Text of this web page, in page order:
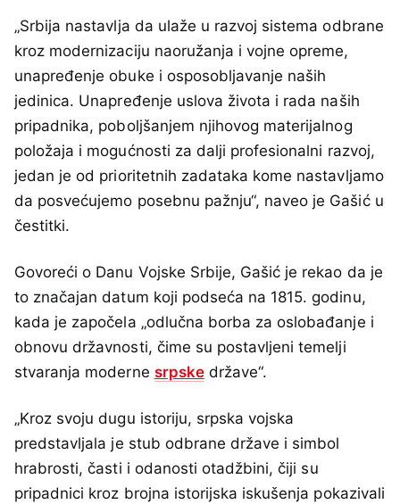
„Srbija nastavlja da ulaže u razvoj sistema odbrane
kroz modernizaciju naoružanja i vojne opreme,
unapređenje obuke i osposobljavanje naših
jedinica. Unapređenje uslova života i rada naših
pripadnika, poboljšanjem njihovog materijalnog
položaja i mogućnosti za dalji profesionalni razvoj,
jedan je od prioritetnih zadataka kome nastavljamo
da posvećujemo posebnu pažnju“, naveo je Gašić u
čestitki.
Govoreći o Danu Vojske Srbije, Gašić je rekao da je
to značajan datum koji podseća na 1815. godinu,
kada je započela „odlučna borba za oslobađanje i
obnovu državnosti, čime su postavljeni temelji
stvaranja moderne srpskedržave“.
„Kroz svoju dugu istoriju, srpska vojska
predstavljala je stub odbrane države i simbol
hrabrosti, časti i odanosti otadžbini, čiji su
pripadnici kroz brojna istorijska iskušenja pokazivali